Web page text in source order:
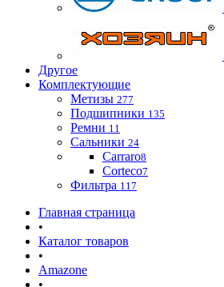
Другое
Комплектующие
Метизы 277
Подшипники 135
Ремни 11
Сальники 24
Carraro8
Corteco7
Фильтра 117
Главная страница
•
Каталог товаров
•
Amazone
•